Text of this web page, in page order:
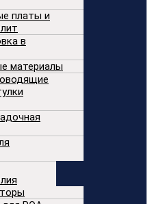
платы и
в
материалы